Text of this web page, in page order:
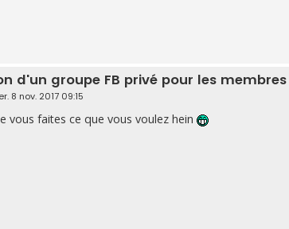
d'un groupe FB privé pour les
8 nov. 2017 09:15
vous faites ce que vous voulez hein